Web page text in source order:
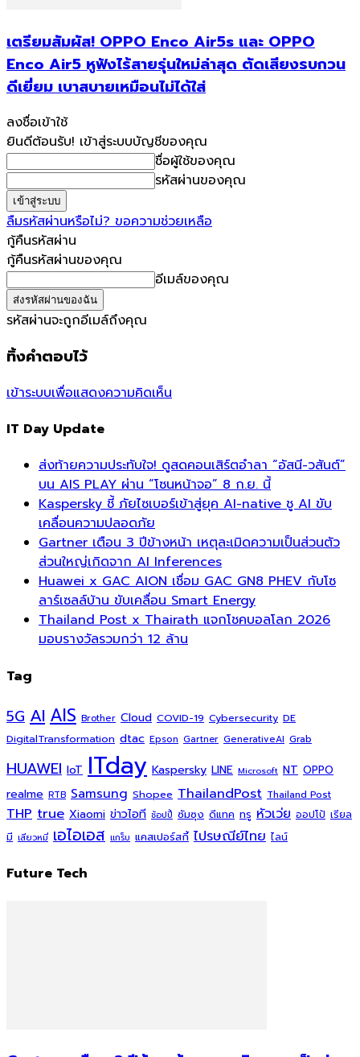
เตรียมสัมผัส! OPPO Enco Air5s และ OPPO
Enco Air5 หูฟังไร้สายรุ่นใหม่ล่าสุด ตัดเสียงรบกวน
ดีเยี่ยม เบาสบายเหมือนไม่ได้ใส่
ลงชื่อเข้าใช้
ยินดีต้อนรับ! เข้าสู่ระบบบัญชีของคุณ
ชื่อผู้ใช้ของคุณ
รหัสผ่านของคุณ
ลืมรหัสผ่านหรือไม่? ขอความช่วยเหลือ
กู้คืนรหัสผ่าน
กู้คืนรหัสผ่านของคุณ
อีเมล์ของคุณ
รหัสผ่านจะถูกอีเมล์ถึงคุณ
ทิ้งคำตอบไว้
เข้าระบบเพื่อแสดงความคิดเห็น
IT Day Update
ส่งท้ายความประทับใจ! ดูสดคอนเสิร์ตอำลา “อัสนี-วสันต์”
บน AIS PLAY ผ่าน “โซนหน้าจอ” 8 ก.ย. นี้
Kaspersky ชี้ ภัยไซเบอร์เข้าสู่ยุค AI-native ชู AI ขับ
เคลื่อนความปลอดภัย
Gartner เตือน 3 ปีข้างหน้า เหตุละเมิดความเป็นส่วนตัว
ส่วนใหญ่เกิดจาก AI Inferences
Huawei x GAC AION เชื่อม GAC GN8 PHEV กับโซ
ลาร์เซลล์บ้าน ขับเคลื่อน Smart Energy
Thailand Post x Thairath แจกโชคบอลโลก 2026
มอบรางวัลรวมกว่า 12 ล้าน
Tag
5G AI AIS Brother Cloud COVID-19 Cybersecurity DE
DigitalTransformation dtac Epson Gartner GenerativeAI Grab
HUAWEI IoT ITday Kaspersky LINE Microsoft NT OPPO
realme RTB Samsung Shopee ThailandPost Thailand Post
THP true Xiaomi ข่าวไอที ช้อปปี้ ซัมซุง ดีแทค ทรู หัวเว่ย ออปโป้ เรียล
มี เสียวหมี่ เอไอเอส แกร็บ แคสเปอร์สกี้ ไปรษณีย์ไทย ไลน์
Future Tech